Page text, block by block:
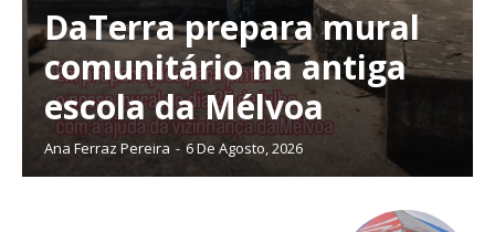
Edição em papel entregue à Quinta-feira em sua
casa
Acesso ao conteúdo online
Acesso aos conteúdos Exclusivos para
assinantes
Ofertas para assinatura anual
DaTerra prepara mural
comunitário na antiga
escola da Mélvoa
Ana Ferraz Pereira - 6 De Agosto, 2026